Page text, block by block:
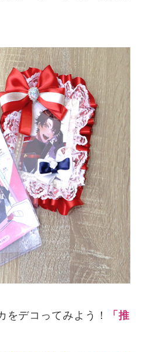
をデコってみよう！
「推